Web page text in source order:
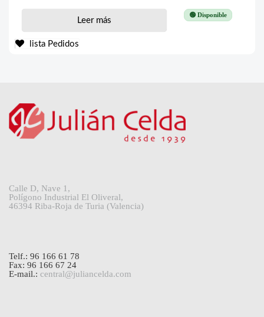
🟢 Disponible
Leer más
lista Pedidos
Calle D, Nave 1,
Polígono Industrial El Oliveral,
46394 Riba-Roja de Turia (Valencia)
Telf.: 96 166 61 78
Fax: 96 166 67 24
E-mail.: central@juliancelda.com